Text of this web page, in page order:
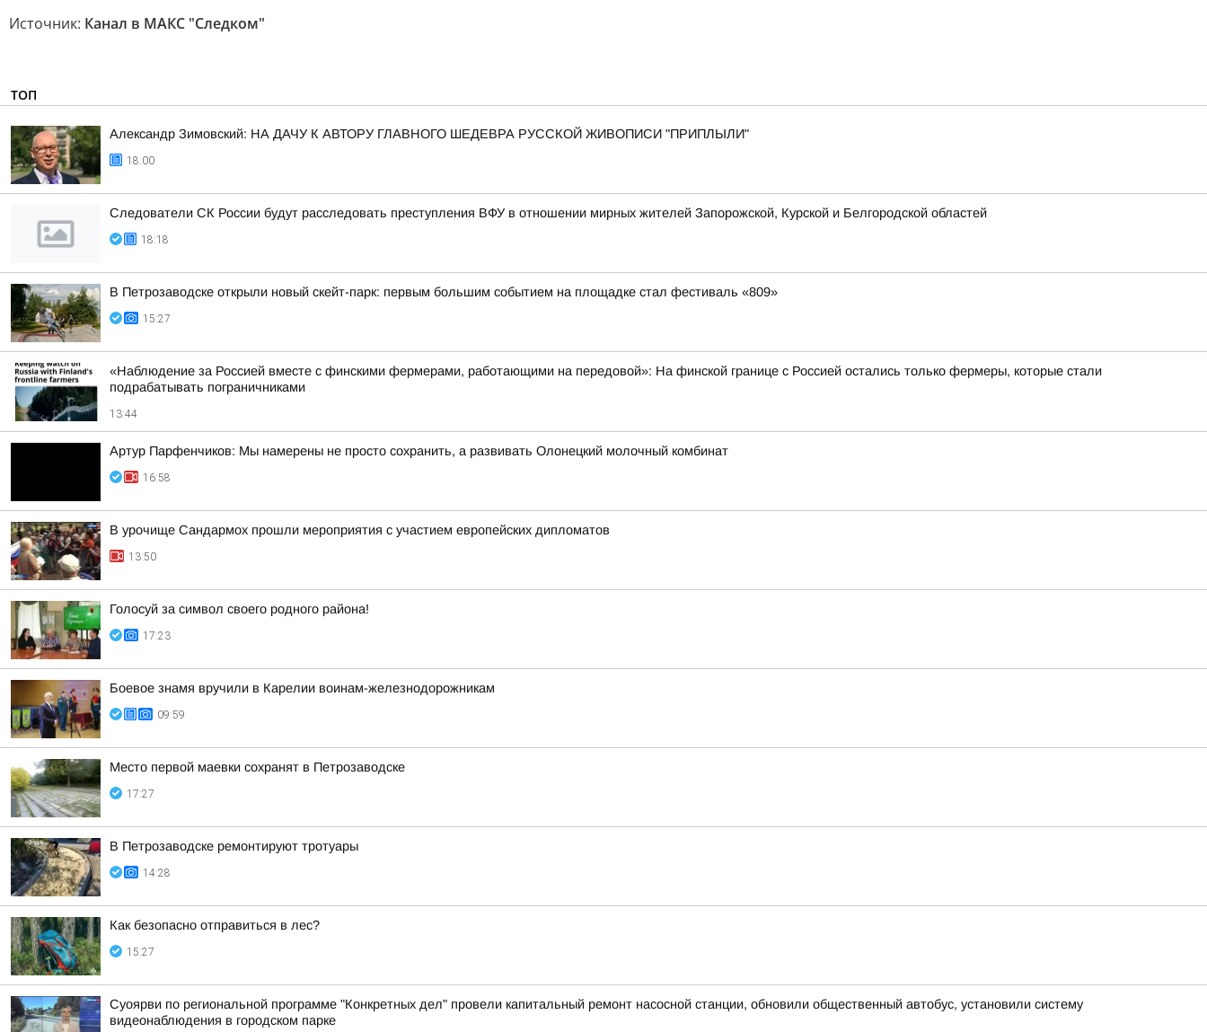
Источник: Канал в МАКС "Следком"
ТОП
Александр Зимовский: НА ДАЧУ К АВТОРУ ГЛАВНОГО ШЕДЕВРА РУССКОЙ ЖИВОПИСИ "ПРИПЛЫЛИ"
18:00
Следователи СК России будут расследовать преступления ВФУ в отношении мирных жителей Запорожской, Курской и Белгородской областей
18:18
В Петрозаводске открыли новый скейт-парк: первым большим событием на площадке стал фестиваль «809»
15:27
«Наблюдение за Россией вместе с финскими фермерами, работающими на передовой»: На финской границе с Россией остались только фермеры, которые стали
подрабатывать пограничниками
13:44
Артур Парфенчиков: Мы намерены не просто сохранить, а развивать Олонецкий молочный комбинат
16:58
В урочище Сандармох прошли мероприятия с участием европейских дипломатов
13:50
Голосуй за символ своего родного района!
17:23
Боевое знамя вручили в Карелии воинам-железнодорожникам
09:59
Место первой маевки сохранят в Петрозаводске
17:27
В Петрозаводске ремонтируют тротуары
14:28
Как безопасно отправиться в лес?
15:27
Суоярви по региональной программе "Конкретных дел" провели капитальный ремонт насосной станции, обновили общественный автобус, установили систему
видеонаблюдения в городском парке